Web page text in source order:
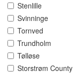
Stenlille
Svinninge
Tornved
Trundholm
Tølløse
Storstrøm County